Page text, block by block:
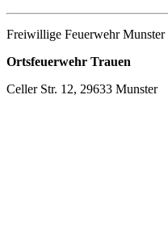
Freiwillige Feuerwehr Munster
Ortsfeuerwehr Trauen
Celler Str. 12, 29633 Munster